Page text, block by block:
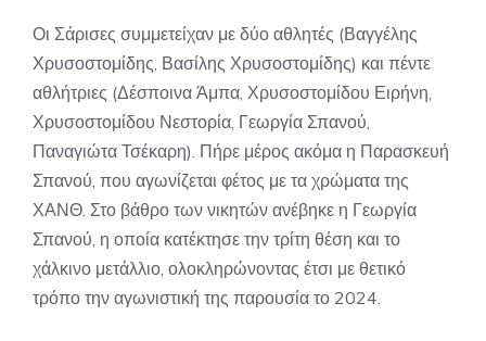
Οι Σάρισες συμμετείχαν με δύο αθλητές (Βαγγέλης
Χρυσοστομίδης, Βασίλης Χρυσοστομίδης) και πέντε
αθλήτριες (Δέσποινα Άμπα, Χρυσοστομίδου Ειρήνη,
Χρυσοστομίδου Νεστορία, Γεωργία Σπανού,
Παναγιώτα Τσέκαρη). Πήρε μέρος ακόμα η Παρασκευή
Σπανού, που αγωνίζεται φέτος με τα χρώματα της
ΧΑΝΘ. Στο βάθρο των νικητών ανέβηκε η Γεωργία
Σπανού, η οποία κατέκτησε την τρίτη θέση και το
χάλκινο μετάλλιο, ολοκληρώνοντας έτσι με θετικό
τρόπο την αγωνιστική της παρουσία το 2024.